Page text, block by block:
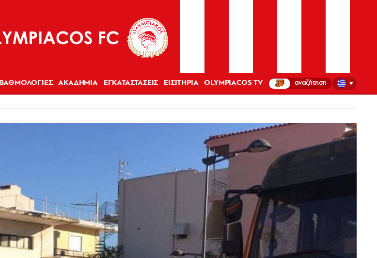
ΒΑΘΜΟΛΟΓΙΕΣ ΑΚΑΔΗΜΙΑ ΕΓΚΑΤΑΣΤΑΣΕΙΣ ΕΙΣΙΤΗΡΙΑ OLYMPIACOS TV